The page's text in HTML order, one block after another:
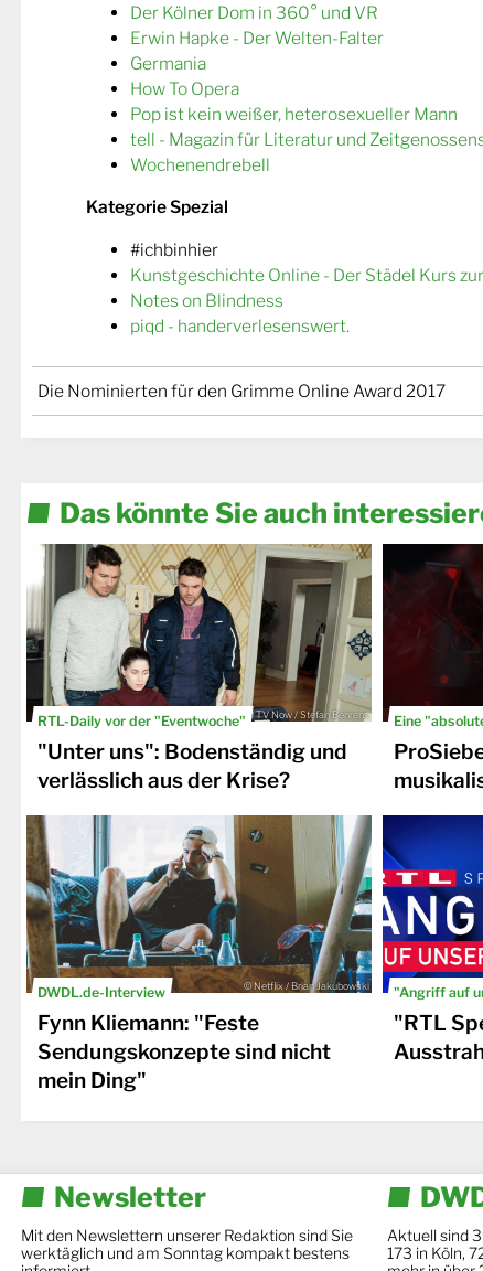
Der Kölner Dom in 360° und VR
Erwin Hapke - Der Welten-Falter
Germania
How To Opera
Pop ist kein weißer, heterosexueller Mann
tell - Magazin für Literatur und
Wochenendrebell
Kategorie Spezial
#ichbinhier
Kunstgeschichte Online - Der Städel Kurs
Notes on Blindness
piqd - handerverlesenswert.
Die Nominierten für den Grimme Online Award 2017
Das könnte Sie auch
RTL-Daily vor der "Eventwoche" © TV Now / Stefan Behrens
"Unter uns": Bodenständig und
verlässlich aus der Krise?
Eine
DWDL.de-Interview © Netflix / Brian Jakubowski
Fynn Kliemann: "Feste
Sendungskonzepte sind nicht
mein Ding"
"Angriff auf
"RTL
Newsletter
Mit den Newslettern unserer Redaktion sind Sie
werktäglich und am Sonntag kompakt bestens
Aktuell sind
173 in Köln,